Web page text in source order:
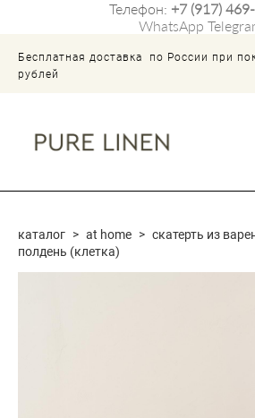
Телефон: +7 (917)
WhatsApp
Бесплатная доставка по России при
рублей
каталог > at home > скатерть из
полдень (клетка)